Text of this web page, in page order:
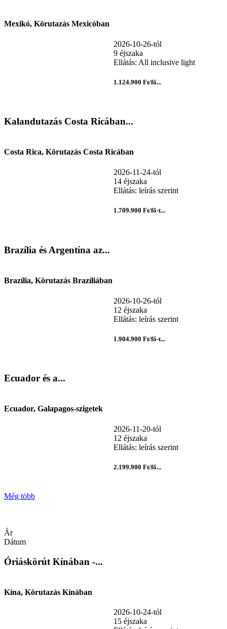
Mexikó, Körutazás Mexicóban
2026-10-26-tól
9 éjszaka
Ellátás: All inclusive light
1.124.900 Ft/fő...
Kalandutazás Costa Ricában...
Costa Rica, Körutazás Costa Ricában
2026-11-24-tól
14 éjszaka
Ellátás: leírás szerint
1.709.900 Ft/fő-t...
Brazília és Argentína az...
Brazília, Körutazás Brazíliában
2026-10-26-tól
12 éjszaka
Ellátás: leírás szerint
1.904.900 Ft/fő-t...
Ecuador és a...
Ecuador, Galapagos-szigetek
2026-11-20-tól
12 éjszaka
Ellátás: leírás szerint
2.199.900 Ft/fő...
Még több
Ár
Dátum
Óriáskörút Kínában -...
Kína, Körutazás Kínában
2026-10-24-tól
15 éjszaka